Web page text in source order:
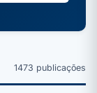
1473 publicações